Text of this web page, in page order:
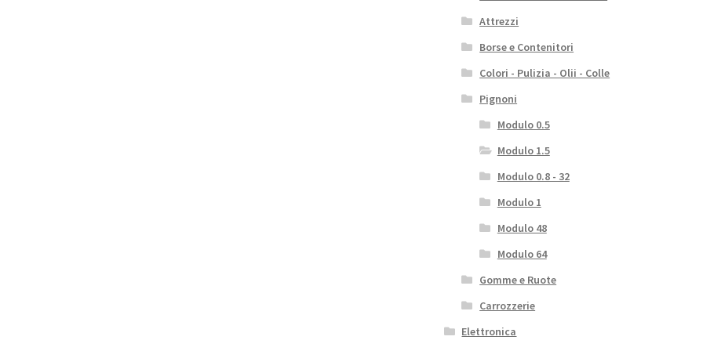
Attrezzi
Borse e Contenitori
Colori - Pulizia - Olii - Colle
Pignoni
Modulo 0.5
Modulo 1.5
Modulo 0.8 - 32
Modulo 1
Modulo 48
Modulo 64
Gomme e Ruote
Carrozzerie
Elettronica